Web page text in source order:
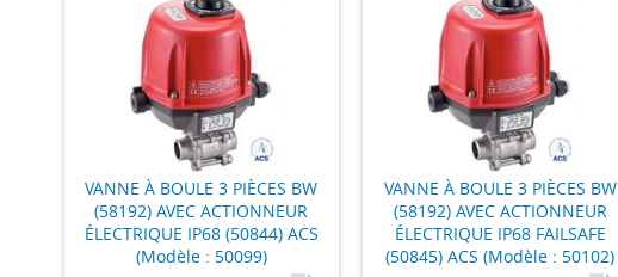
VANNE À BOULE 3 PIÈCES BW
(58192) AVEC ACTIONNEUR
ÉLECTRIQUE IP68 (50844) ACS
(Modèle : 50099)
VANNE À BOULE 3 PIÈCES BW
(58192) AVEC ACTIONNEUR
ÉLECTRIQUE IP68 FAILSAFE
(50845) ACS (Modèle : 50102)